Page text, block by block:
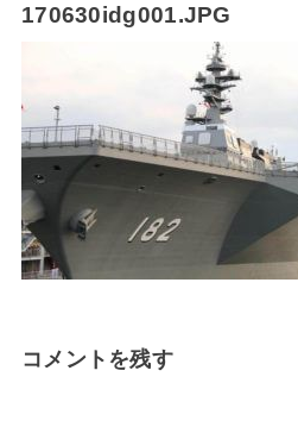
170630idg001.JPG
コメントを残す